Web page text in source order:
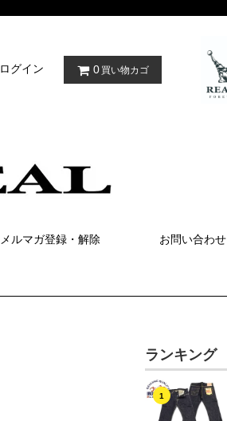
ログイン 0 買い物カゴ
メルマガ登録・解除 お問い合わせ
ランキング
1